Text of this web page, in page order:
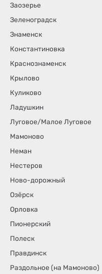
Заозерье
Зеленоградск
Знаменск
Константиновка
Краснознаменск
Крылово
Куликово
Ладушкин
Луговое/Малое Луговое
Мамоново
Неман
Нестеров
Ново-дорожный
Озёрск
Орловка
Пионерский
Полеск
Правдинск
Раздольное (на Мамоново)